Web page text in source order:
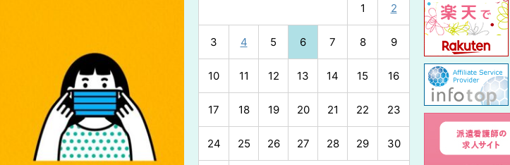
1 2
3 4 5 6 7 8 9
10 11 12 13 14 15 16
17 18 19 20 21 22 23
24 25 26 27 28 29 30